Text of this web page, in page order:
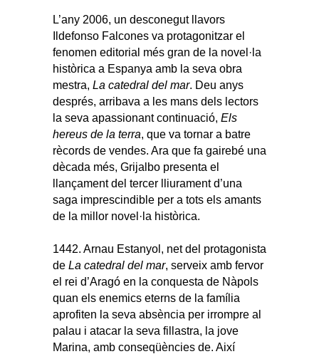
L’any 2006, un desconegut llavors
Ildefonso Falcones va protagonitzar el
fenomen editorial més gran de la novel·la
històrica a Espanya amb la seva obra
mestra, La catedral del mar. Deu anys
després, arribava a les mans dels lectors
la seva apassionant continuació, Els
hereus de la terra, que va tornar a batre
rècords de vendes. Ara que fa gairebé una
dècada més, Grijalbo presenta el
llançament del tercer lliurament d’una
saga imprescindible per a tots els amants
de la millor novel·la històrica.
1442. Arnau Estanyol, net del protagonista
de La catedral del mar, serveix amb fervor
el rei d’Aragó en la conquesta de Nàpols
quan els enemics eterns de la família
aprofiten la seva absència per irrompre al
palau i atacar la seva fillastra, la jove
Marina, amb conseqüències de. Així